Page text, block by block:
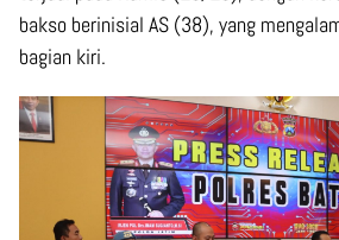
bakso berinisial AS (38), yang
bagian kiri.